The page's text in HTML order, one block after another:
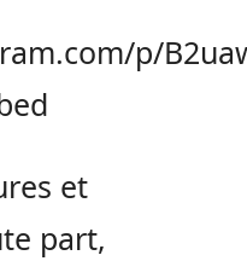
p/
et
part,